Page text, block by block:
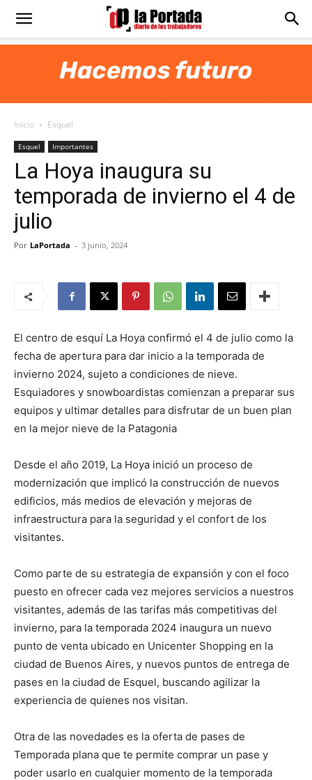
Diario
Portada
Inicio Esquel
Esquel Importantes
La Hoya inaugura su
temporada de invierno el 4 de
julio
Por LaPortada - 3 junio, 2024
El centro de esquí La Hoya confirmó el 4 de julio como la
fecha de apertura para dar inicio a la temporada de
invierno 2024, sujeto a condiciones de nieve.
Esquiadores y snowboardistas comienzan a preparar sus
equipos y ultimar detalles para disfrutar de un buen plan
en la mejor nieve de la Patagonia
Desde el año 2019, La Hoya inició un proceso de
modernización que implicó la construcción de nuevos
edificios, más medios de elevación y mejoras de
infraestructura para la seguridad y el confort de los
visitantes.
Como parte de su estrategia de expansión y con el foco
puesto en ofrecer cada vez mejores servicios a nuestros
visitantes, además de las tarifas más competitivas del
invierno, para la temporada 2024 inaugura un nuevo
punto de venta ubicado en Unicenter Shopping en la
ciudad de Buenos Aires, y nuevos puntos de entrega de
pases en la ciudad de Esquel, buscando agilizar la
experiencia de quienes nos visitan.
Otra de las novedades es la oferta de pases de
Temporada plana que te permite comprar un pase y
poder usarlo en cualquier momento de la temporada